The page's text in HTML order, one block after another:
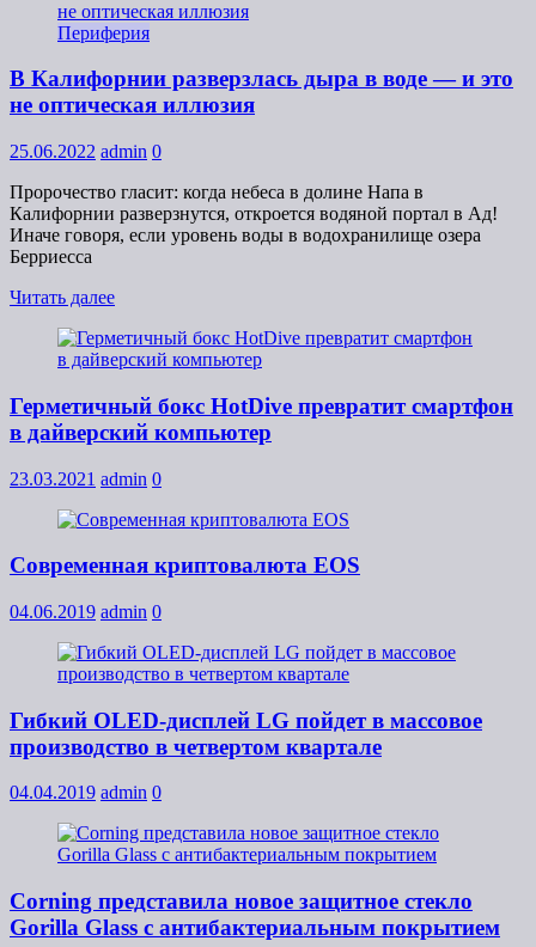
Периферия
В Калифорнии разверзлась дыра в воде — и это
не оптическая иллюзия
25.06.2022 admin 0
Пророчество гласит: когда небеса в долине Напа в
Калифорнии разверзнутся, откроется водяной портал в Ад!
Иначе говоря, если уровень воды в водохранилище озера
Берриесса
Читать далее
Герметичный бокс HotDive превратит смартфон
в дайверский компьютер
23.03.2021 admin 0
Современная криптовалюта EOS
04.06.2019 admin 0
Гибкий OLED-дисплей LG пойдет в массовое
производство в четвертом квартале
04.04.2019 admin 0
Corning представила новое защитное стекло
Gorilla Glass с антибактериальным покрытием